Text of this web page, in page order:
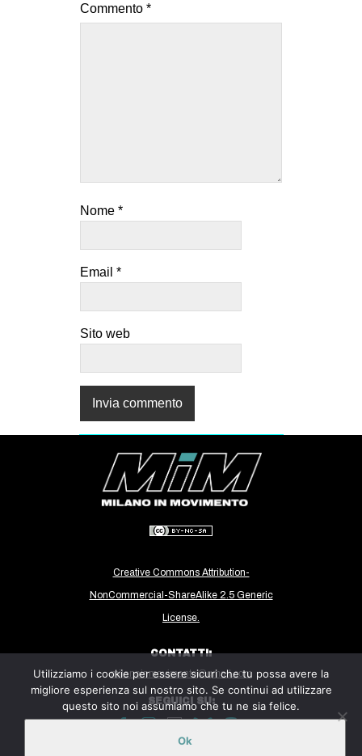
Commento *
Nome *
Email *
Sito web
Creative Commons Attribution-
NonCommercial-ShareAlike 2.5 Generic
License.
CONTATTI:
milanoinmovimento@gmail.com
SEGUICI SU:
Utilizziamo i cookie per essere sicuri che tu possa avere la
migliore esperienza sul nostro sito. Se continui ad utilizzare
questo sito noi assumiamo che tu ne sia felice.
Ok